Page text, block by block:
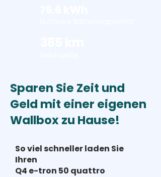
Sparen Sie Zeit und
Geld mit einer eigenen
Wallbox zu Hause!
So viel schneller laden Sie
Ihren
Q4 e-tron 50 quattro